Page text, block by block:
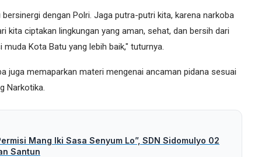
dengan Polri. Jaga putra-putri kita, karena narkoba
kita ciptakan lingkungan yang aman, sehat, dan bersih dari
Kota Batu yang lebih baik," tuturnya.
juga memaparkan materi mengenai ancaman pidana sesuai
Narkotika.
Mang Iki Sasa Senyum Lo”, SDN Sidomulyo 02
Santun